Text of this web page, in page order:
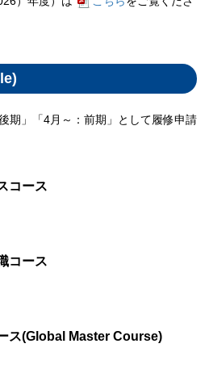
期」「4月～：前期」として履修申請
コース
コース
ス(Global Master Course)